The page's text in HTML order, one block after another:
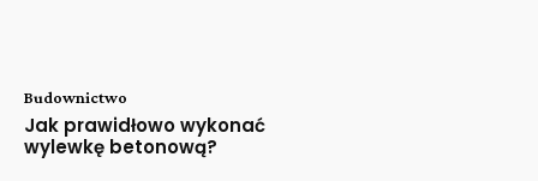
Budownictwo
Jak prawidłowo wykonać
wylewkę betonową?